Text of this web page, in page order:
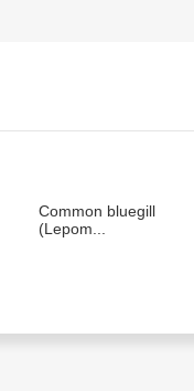
Common bluegill
(Lepom...